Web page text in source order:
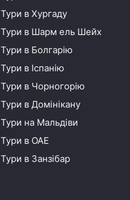
Тури в Хургаду
Тури в Шарм ель Шейх
Тури в Болгарію
Тури в Іспанію
Тури в Чорногорію
Тури в Домінікану
Тури на Мальдіви
Тури в ОАЕ
Тури в Занзібар